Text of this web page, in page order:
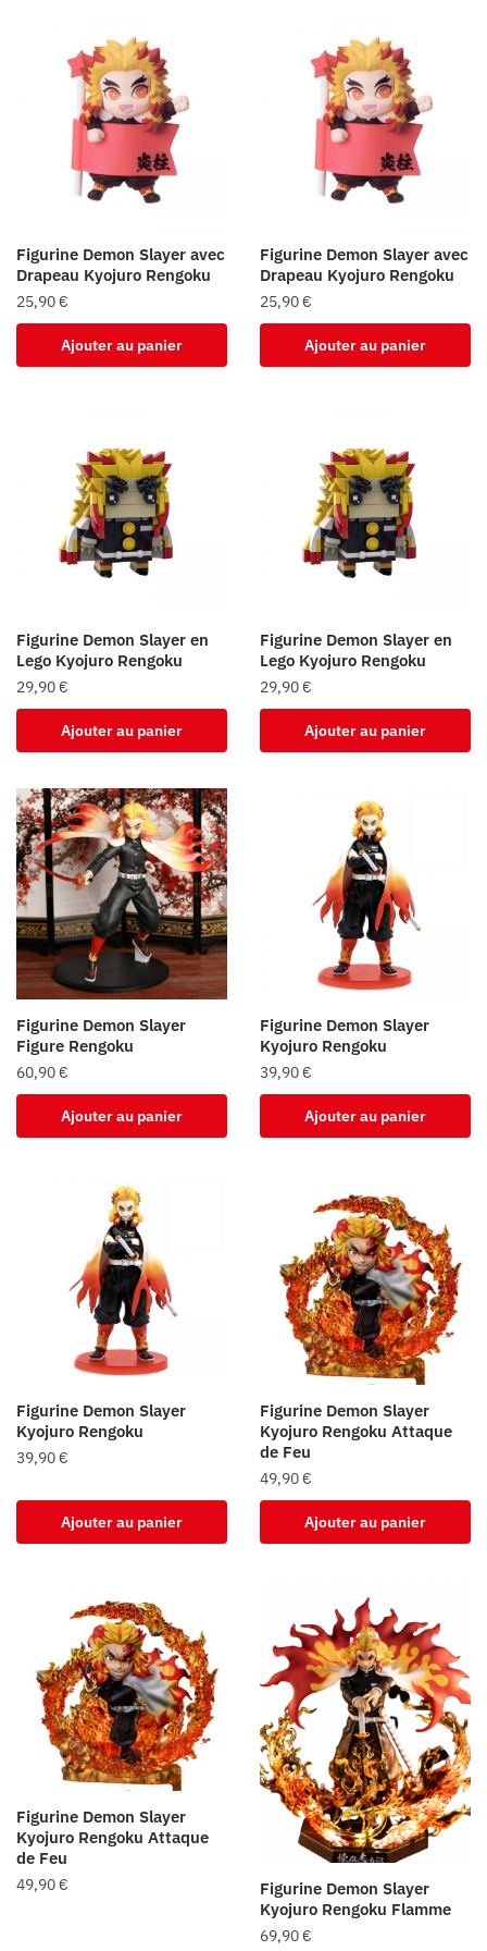
Figurine Demon Slayer avec
Drapeau Kyojuro Rengoku
25,90€
Ajouter au panier
Figurine Demon Slayer avec
Drapeau Kyojuro Rengoku
25,90€
Ajouter au panier
Figurine Demon Slayer en
Lego Kyojuro Rengoku
29,90€
Ajouter au panier
Figurine Demon Slayer en
Lego Kyojuro Rengoku
29,90€
Ajouter au panier
Figurine Demon Slayer
Figure Rengoku
60,90€
Ajouter au panier
Figurine Demon Slayer
Kyojuro Rengoku
39,90€
Ajouter au panier
Figurine Demon Slayer
Kyojuro Rengoku
39,90€
Ajouter au panier
Figurine Demon Slayer
Kyojuro Rengoku Attaque
de Feu
49,90€
Ajouter au panier
Figurine Demon Slayer
Kyojuro Rengoku Attaque
de Feu
49,90€
Figurine Demon Slayer
Kyojuro Rengoku Flamme
69,90€